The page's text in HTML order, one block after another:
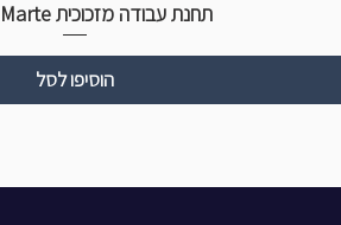
תחנת עבודה מזכוכית Monte Marte
הוסיפו לסל